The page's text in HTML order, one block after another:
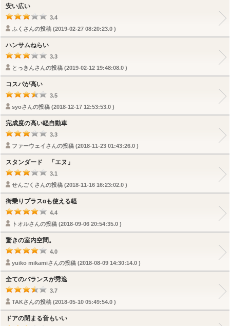
安い広い
3.4
ふくさんの投稿 (2019-02-27 08:20:23.0 )
ハンサムねらい
3.3
とっきんさんの投稿 (2019-02-12 19:48:08.0 )
コスパが高い
3.5
syoさんの投稿 (2018-12-17 12:53:53.0 )
完成度の高い軽自動車
3.3
ファーウェイさんの投稿 (2018-11-23 01:43:26.0 )
スタンダード 「エヌ」
3.1
せんごくさんの投稿 (2018-11-16 16:23:02.0 )
街乗りプラスαも使える軽
4.4
トオルさんの投稿 (2018-09-06 20:54:35.0 )
驚きの室内空間。
4.0
yuiko mikamiさんの投稿 (2018-08-09 14:30:14.0 )
全てのバランスが秀逸
3.7
TAKさんの投稿 (2018-05-10 05:49:54.0 )
ドアの閉まる音もいい